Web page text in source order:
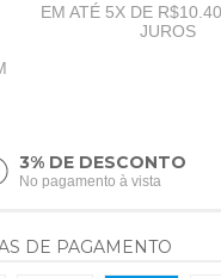
EM ATÉ 5X DE
JUROS
3% DE DESCONTO
No pagamento à vista
DE PAGAMENTO